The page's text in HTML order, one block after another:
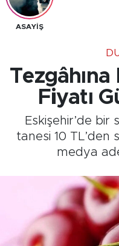
ASAYİŞ
Fiyatı
Eskişehir’de bir
tanesi 10 TL’den
medya
Son Dakika